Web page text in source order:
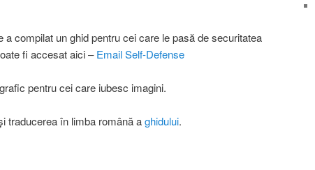
a compilat un ghid pentru cei care le pasă de securitatea
fi accesat aici –Email Self-Defense
pentru cei care iubesc imagini.
traducerea în limba română aghidului.